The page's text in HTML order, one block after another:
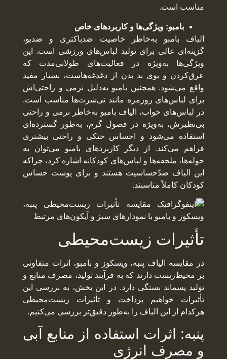
مناسب است.
بامبو: ویژگی‌ها و کاربردهای خاص
الیاف بامبو به‌خاطر خاصیت ضدباکتری و ضدبو،
گزینه‌ای عالی برای تولید لباس‌های ورزشی است. این
ویژگی‌ها به‌ویژه در فعالیت‌های طولانی‌مدت که
عرق‌کردن و بوی بد بدن از دغدغه‌هاست، بسیار مفید
واقع می‌شود. همچنین بامبو به‌دلیل نرمی و راحتی‌اش
برای لباس‌های روزمره مانند تی‌شرت‌ها مناسب است.
در لباس‌های خواب، الیاف بامبو به‌خاطر نرمی و راحتی
بی‌نظیرش، به‌ویژه در فصول گرم، به‌طور گسترده‌ای
استفاده می‌شود و احساس خنکی و راحتی بیشتری
فراهم می‌کند. از دیگر کاربردهای بامبو می‌توان به
حوله‌ها، ملحفه‌ها و لباس‌های کودکانه اشاره کرد، چراکه
این الیاف ضدّحساسیت هستند و برای پوست حساس
کودکان کاملاً مناسبند.
تأثیرات زیست‌محیطی
در مقایسه الیاف پنبه، ویسکوز و بامبو، اثرات متفاوتی
بر محیط‌زیست دارند که به فرآیند تولید، مصرف منابع و
تولید پسماند بستگی دارد. در این بخش، به بررسی این
تأثیرات خواهیم پرداخت و تأثیرات زیست‌محیطی
هرکدام از این الیاف را به‌طور دقیق‌تر بررسی می‌کنیم.
پنبه: اثرات استفاده از منابع آبی
و مصرف انرژی